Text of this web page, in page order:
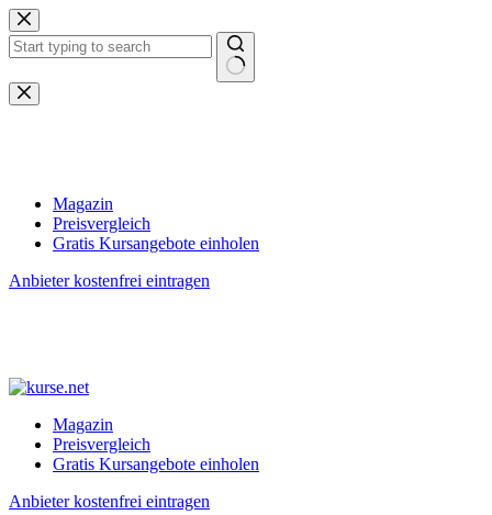
Zum
Inhalt
springen
Keine
Ergebnisse
Magazin
Preisvergleich
Gratis Kursangebote einholen
Anbieter kostenfrei eintragen
Magazin
Preisvergleich
Gratis Kursangebote einholen
Anbieter kostenfrei eintragen